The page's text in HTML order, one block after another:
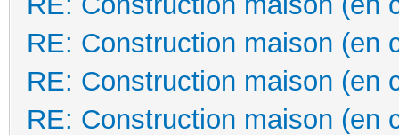
RE: Construction maison (en
RE: Construction maison (en
RE: Construction maison (en